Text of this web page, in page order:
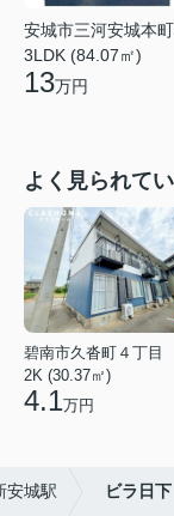
安城市三河安城本
3LDK (84.07㎡)
13万円
よく見られて
碧南市久沓町４丁目
2K (30.37㎡)
4.1万円
安城駅 ビラ日